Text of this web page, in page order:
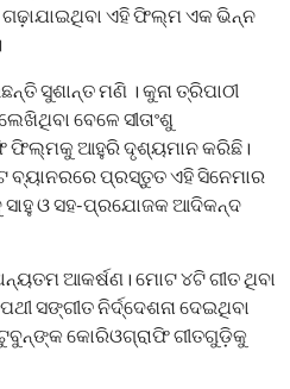
ଏହି ଫିଲ୍ମ ଏକ ଭିନ୍ନ
ସୁଶାନ୍ତ ମଣି । କୁନା ତ୍ରିପାଠୀ
ବେଳେ ସୀତାଂଶୁ
ଫିଲ୍ମକୁ ଆହୁରି ଦୃଶ୍ୟମାନ କରିଛି।
ପ୍ରସ୍ତୁତ ଏହି ସିନେମାର
ସାହୁ ଓ ସହ-ପ୍ରଯୋଜକ ଆଦିକନ୍ଦ
ଆକର୍ଷଣ। ମୋଟ ୪ଟି ଗୀତ ଥିବା
ସଙ୍ଗୀତ ନିର୍ଦ୍ଦେଶନା ଦେଇଥିବା
କୋରିଓଗ୍ରାଫି ଗୀତଗୁଡ଼ିକୁ